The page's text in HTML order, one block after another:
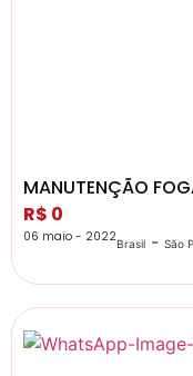
MANUTENÇÃO
R$ 0
06 maio - 2022Brasil - São